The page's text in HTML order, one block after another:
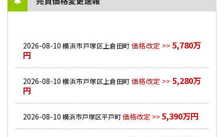
2026-08-10 横浜市戸塚区上倉田町 価格改定 >> 5,780万
円
2026-08-10 横浜市戸塚区上倉田町 価格改定 >> 5,280万
円
2026-08-10 横浜市戸塚区平戸町価格改定 >> 5,390万円